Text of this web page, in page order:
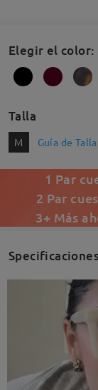
Elegir el color:
Talla
M Guía de Talla
1 Par
2 Par
3+ Más
Specificaciones